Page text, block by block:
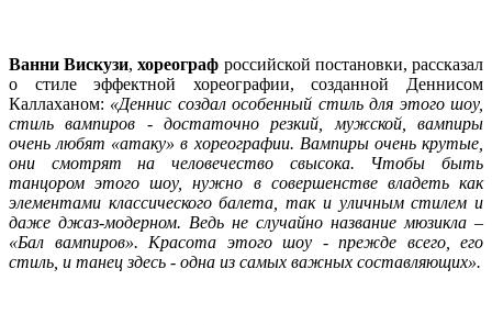
Ванни Вискузи,хореограф российской постановки, рассказал
о стиле эффектной хореографии, созданной Деннисом
Каллаханом: «Деннис создал особенный стиль для этого шоу,
стиль вампиров - достаточно резкий, мужской, вампиры
очень любят «атаку» в хореографии. Вампиры очень крутые,
они смотрят на человечество свысока. Чтобы быть
танцором этого шоу, нужно в совершенстве владеть как
элементами классического балета, так и уличным стилем и
даже джаз-модерном. Ведь не случайно название мюзикла –
«Бал вампиров». Красота этого шоу - прежде всего, его
стиль, и танец здесь - одна из самых важных составляющих».